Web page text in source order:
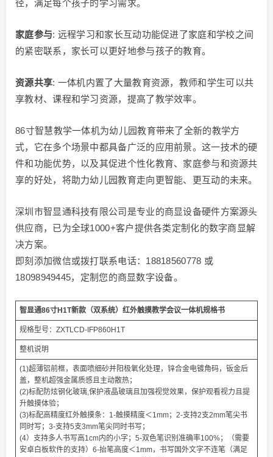
径，满足每个孩子的学习需求。
家庭参与: 远程学习和家长互动功能促进了家庭和学校之间
的紧密联系，家长可以更好地参与孩子的教育。
资源共享: 一体机内置了大量教育资源，教师和学生可以共
享教材、课程和学习资源，提高了教学效率。
86寸智慧教学一体机为幼儿园教育带来了全新的教学方
式，它在多个场景中都具备广泛的应用前景。这一技术的硬
件和功能优势，以及其促进个性化教育、家庭参与和资源共
享的好处，将助力幼儿园教育走向更智能、更互动的未来。
深圳市智显通科技有限公司是专业的商显设备硬件方案源头
供应商，已为全球1000+客户提供各类定制化的数字商显解
决方案。
即刻添加微信或拨打联系电话：18818560778 或
18098949445，定制您的商显数字设备。
智显通86寸H1T新款（双系统）红外触摸教学会议一体机规格书
规格型号：ZXTLCD-IFP860H1T
整机说明
(1)超薄铝前框，表面喷细砂并阳极氧化处理，锌合金电镀角码，钣金后
盖，整机超强金属质感且主动散热；
(2)标配防炫钢化玻璃,保护液晶玻璃且加强视觉效果，保护观看视力且提
升触摸体验；
(3)标配高精度红外触摸条：1-触摸精度＜1mm；2-支持2支2mm笔尖书
同时写；3-支持5支3mm笔尖同时书写；
(4）支持多人书写高1cm内的小字；5-双色笔识别准确率100%；（需要
安卓白板软件的支持）6-抬笔高度＜1mm，书写国外文字不连笔（满足